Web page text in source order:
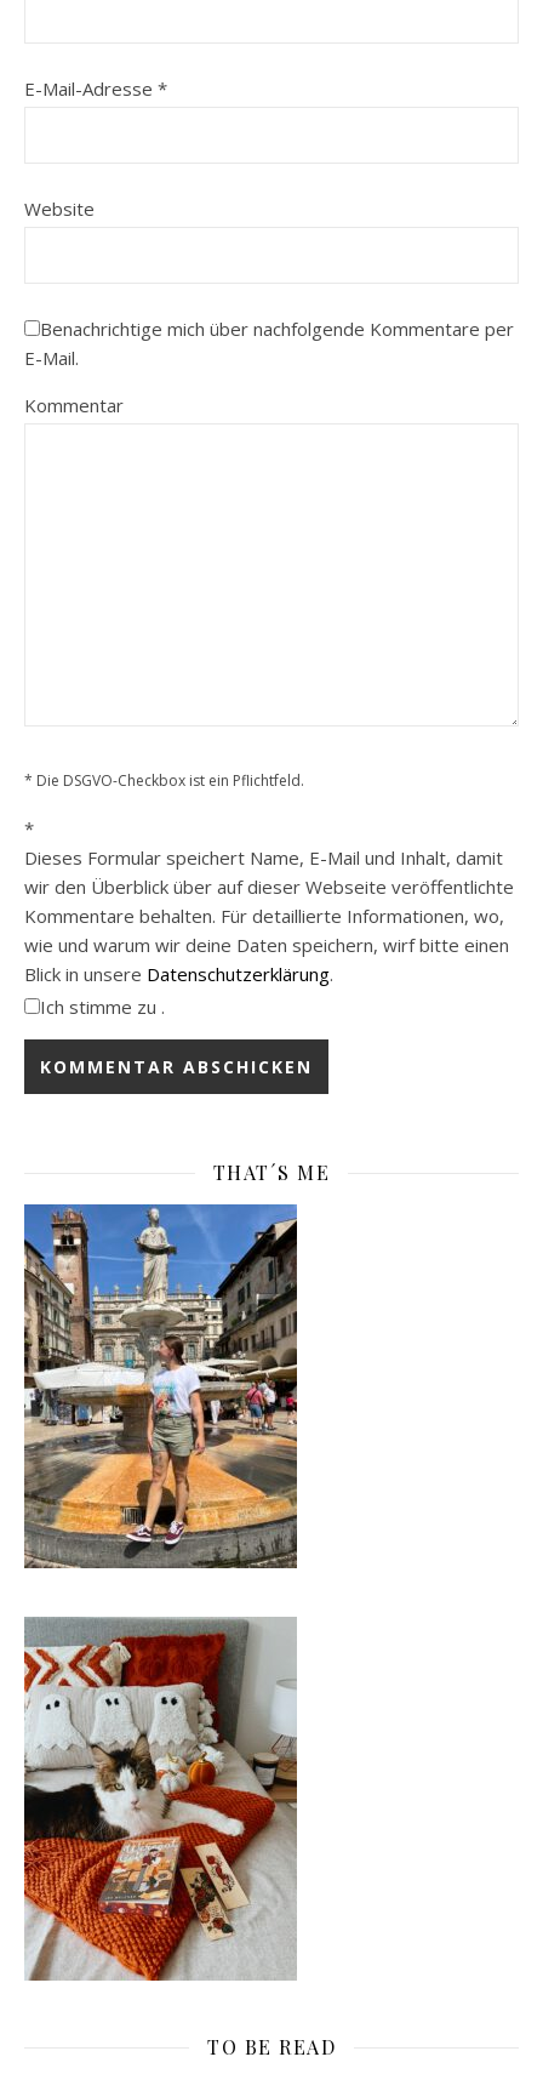
E-Mail-Adresse *
Website
Benachrichtige mich über nachfolgende Kommentare per
E-Mail.
Kommentar
* Die DSGVO-Checkbox ist ein Pflichtfeld.
*
Dieses Formular speichert Name, E-Mail und Inhalt, damit
wir den Überblick über auf dieser Webseite veröffentlichte
Kommentare behalten. Für detaillierte Informationen, wo,
wie und warum wir deine Daten speichern, wirf bitte einen
Blick in unsere Datenschutzerklärung.
Ich stimme zu .
THAT´S ME
TO BE READ